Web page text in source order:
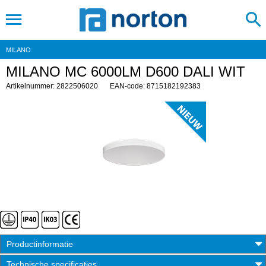
MILANO
MILANO MC 6000LM D600 DALI WIT
Artikelnummer: 2822506020 EAN-code: 8715182192383
Productinformatie